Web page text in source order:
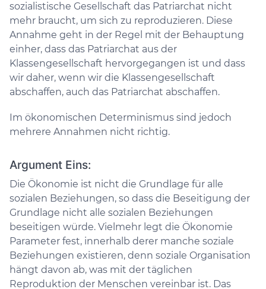
sozialistische Gesellschaft das Patriarchat nicht
mehr braucht, um sich zu reproduzieren. Diese
Annahme geht in der Regel mit der Behauptung
einher, dass das Patriarchat aus der
Klassengesellschaft hervorgegangen ist und dass
wir daher, wenn wir die Klassengesellschaft
abschaffen, auch das Patriarchat abschaffen.
Im ökonomischen Determinismus sind jedoch
mehrere Annahmen nicht richtig.
Argument Eins:
Die Ökonomie ist nicht die Grundlage für alle
sozialen Beziehungen, so dass die Beseitigung der
Grundlage nicht alle sozialen Beziehungen
beseitigen würde. Vielmehr legt die Ökonomie
Parameter fest, innerhalb derer manche soziale
Beziehungen existieren, denn soziale Organisation
hängt davon ab, was mit der täglichen
Reproduktion der Menschen vereinbar ist. Das